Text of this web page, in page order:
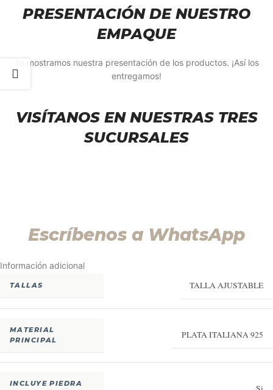
PRESENTACIÓN DE NUESTRO
EMPAQUE
Te mostramos nuestra presentación de los productos. ¡Así los
entregamos!
VISÍTANOS EN NUESTRAS TRES
SUCURSALES
Escríbenos a WhatsApp
Información adicional
TALLAS TALLA AJUSTABLE
MATERIAL
PRINCIPAL
PLATA ITALIANA 925
INCLUYE PIEDRA